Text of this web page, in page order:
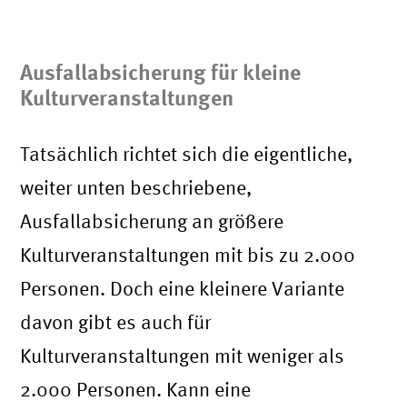
Ausfallabsicherung für kleine
Kulturveranstaltungen
Tatsächlich richtet sich die eigentliche,
weiter unten beschriebene,
Ausfallabsicherung an größere
Kulturveranstaltungen mit bis zu 2.000
Personen. Doch eine kleinere Variante
davon gibt es auch für
Kulturveranstaltungen mit weniger als
2.000 Personen. Kann eine